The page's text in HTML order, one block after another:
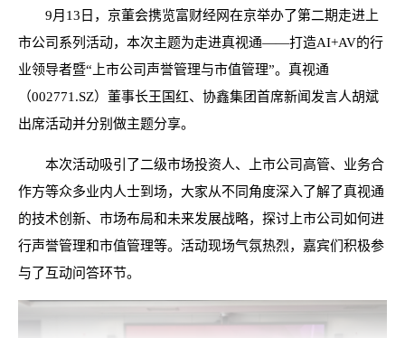
9月13日，京董会携览富财经网在京举办了第二期走进上
市公司系列活动，本次主题为走进真视通——打造AI+AV的行
业领导者暨“上市公司声誉管理与市值管理”。真视通
（002771.SZ）董事长王国红、协鑫集团首席新闻发言人胡斌
出席活动并分别做主题分享。
本次活动吸引了二级市场投资人、上市公司高管、业务合
作方等众多业内人士到场，大家从不同角度深入了解了真视通
的技术创新、市场布局和未来发展战略，探讨上市公司如何进
行声誉管理和市值管理等。活动现场气氛热烈，嘉宾们积极参
与了互动问答环节。